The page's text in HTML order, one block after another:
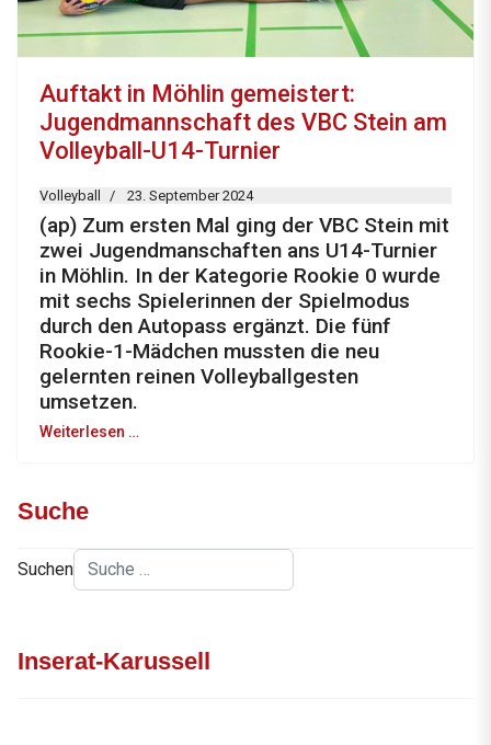
Auftakt in Möhlin gemeistert:
Jugendmannschaft des VBC Stein am
Volleyball-U14-Turnier
Volleyball 23. September 2024
(ap) Zum ersten Mal ging der VBC Stein mit
zwei Jugendmanschaften ans U14-Turnier
in Möhlin. In der Kategorie Rookie 0 wurde
mit sechs Spielerinnen der Spielmodus
durch den Autopass ergänzt. Die fünf
Rookie-1-Mädchen mussten die neu
gelernten reinen Volleyballgesten
umsetzen.
Weiterlesen …
Suche
Suchen
Inserat-Karussell